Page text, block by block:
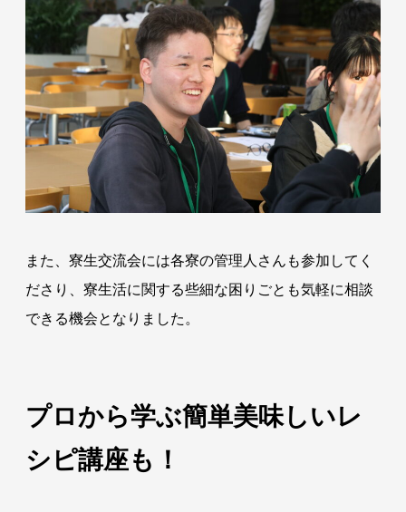
また、寮生交流会には各寮の管理人さんも参加してく
ださり、寮生活に関する些細な困りごとも気軽に相談
できる機会となりました。
プロから学ぶ簡単美味しいレ
シピ講座も！